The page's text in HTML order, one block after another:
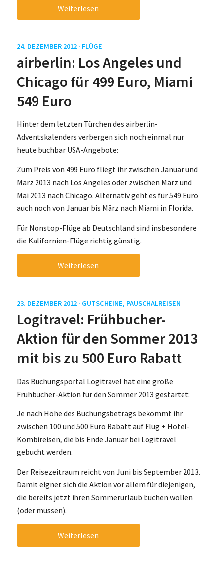
Weiterlesen
24. DEZEMBER 2012 · FLÜGE
airberlin: Los Angeles und
Chicago für 499 Euro, Miami
549 Euro
Hinter dem letzten Türchen des airberlin-
Adventskalenders verbergen sich noch einmal nur
heute buchbar USA-Angebote:
Zum Preis von 499 Euro fliegt ihr zwischen Januar und
März 2013 nach Los Angeles oder zwischen März und
Mai 2013 nach Chicago. Alternativ geht es für 549 Euro
auch noch von Januar bis März nach Miami in Florida.
Für Nonstop-Flüge ab Deutschland sind insbesondere
die Kalifornien-Flüge richtig günstig.
Weiterlesen
23. DEZEMBER 2012 · GUTSCHEINE, PAUSCHALREISEN
Logitravel: Frühbucher-
Aktion für den Sommer 2013
mit bis zu 500 Euro Rabatt
Das Buchungsportal Logitravel hat eine große
Frühbucher-Aktion für den Sommer 2013 gestartet:
Je nach Höhe des Buchungsbetrags bekommt ihr
zwischen 100 und 500 Euro Rabatt auf Flug + Hotel-
Kombireisen, die bis Ende Januar bei Logitravel
gebucht werden.
Der Reisezeitraum reicht von Juni bis September 2013.
Damit eignet sich die Aktion vor allem für diejenigen,
die bereits jetzt ihren Sommerurlaub buchen wollen
(oder müssen).
Weiterlesen